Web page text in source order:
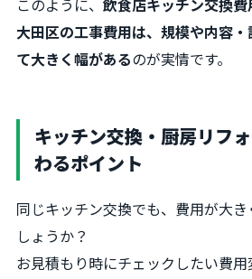
大田区の工事費用は、規模や内容
て大きく幅があるのが実情です。
キッチン交換・厨房リフ
わるポイント
同じキッチン交換でも、費用が大
しょうか？
お見積もり時にチェックしたい費